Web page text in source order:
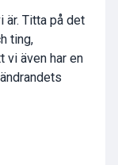
är. Titta på det
ting,
vi även har en